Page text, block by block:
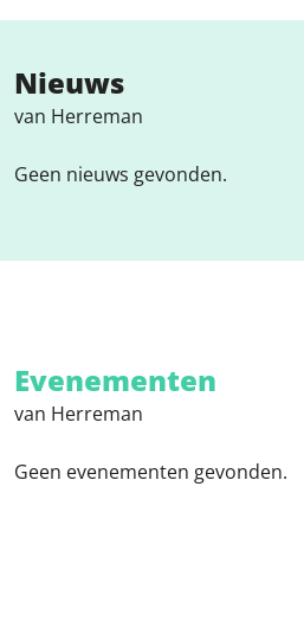
Nieuws
van Herreman
Geen nieuws gevonden.
Evenementen
van Herreman
Geen evenementen gevonden.